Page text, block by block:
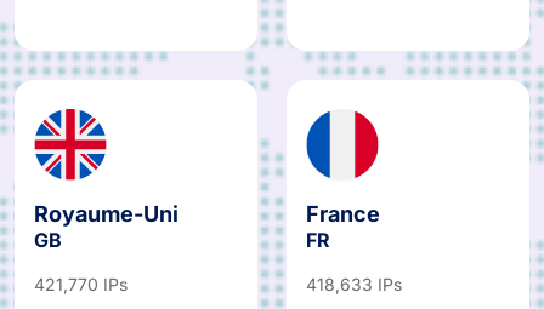
Royaume-Uni
GB
421,770 IPs
France
FR
418,633 IPs